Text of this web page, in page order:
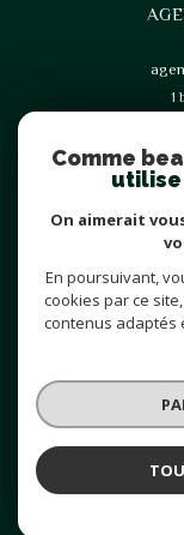
1
© 2026 |
Comme
utilise
On aimerait
En poursuivant,
cookies par ce
contenus adaptés